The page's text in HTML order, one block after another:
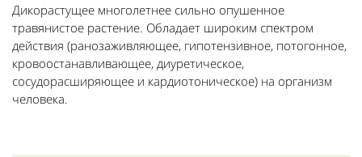
Дикорастущее многолетнее сильно опушенное
травянистое растение. Обладает широким спектром
действия (ранозаживляющее, гипотензивное, потогонное,
кровоостанавливающее, диуретическое,
сосудорасширяющее и кардиотоническое) на организм
человека.